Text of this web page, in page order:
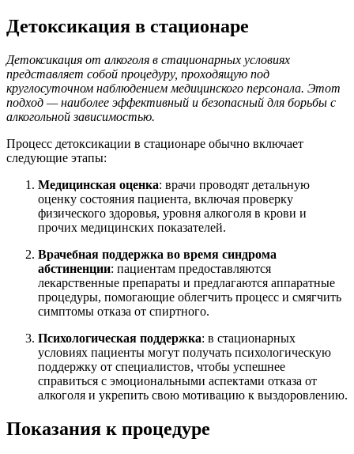
Детоксикация в стационаре
Детоксикация от алкоголя в стационарных условиях
представляет собой процедуру, проходящую под
круглосуточном наблюдением медицинского персонала. Этот
подход — наиболее эффективный и безопасный для борьбы с
алкогольной зависимостью.
Процесс детоксикации в стационаре обычно включает
следующие этапы:
Медицинская оценка: врачи проводят детальную
оценку состояния пациента, включая проверку
физического здоровья, уровня алкоголя в крови и
прочих медицинских показателей.
Врачебная поддержка во время синдрома
абстиненции: пациентам предоставляются
лекарственные препараты и предлагаются аппаратные
процедуры, помогающие облегчить процесс и смягчить
симптомы отказа от спиртного.
Психологическая поддержка: в стационарных
условиях пациенты могут получать психологическую
поддержку от специалистов, чтобы успешнее
справиться с эмоциональными аспектами отказа от
алкоголя и укрепить свою мотивацию к выздоровлению.
Показания к процедуре